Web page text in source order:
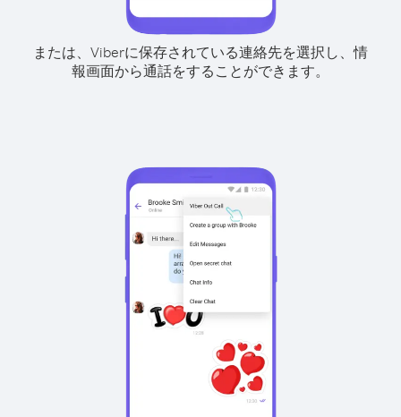
または、Viberに保存されている連絡先を選択し、情
報画面から通話をすることができます。